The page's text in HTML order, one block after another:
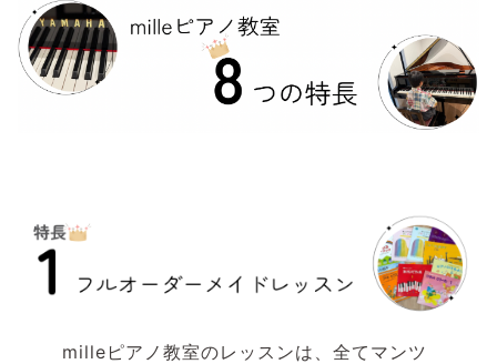
mille ピアノ教室のレッスンは、全てマンツ